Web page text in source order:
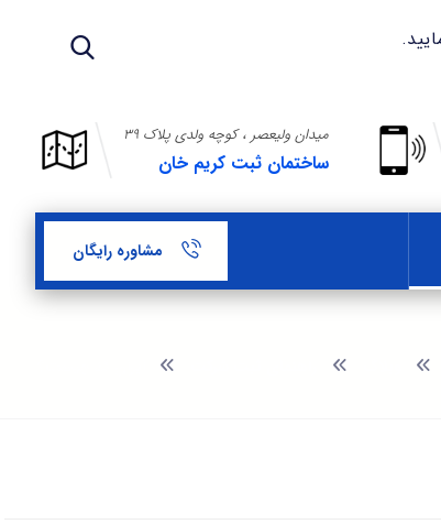
میدان ولیعصر ، کوچه ولدی پلاک ۳۹
ساختمان ثبت کریم خان
مشاوره رایگان